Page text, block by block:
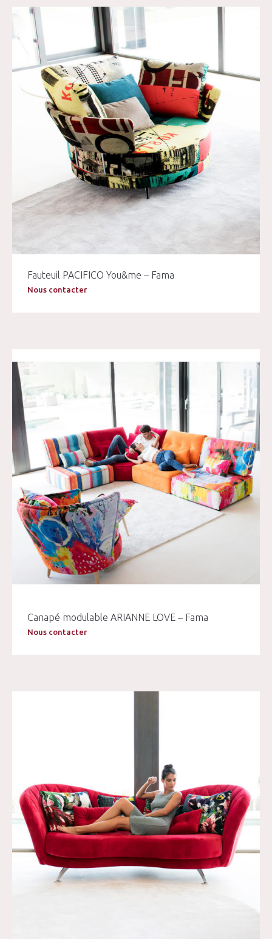
Fauteuil PACIFICO You&me – Fama
Nous contacter
Canapé modulable ARIANNE LOVE – Fama
Nous contacter